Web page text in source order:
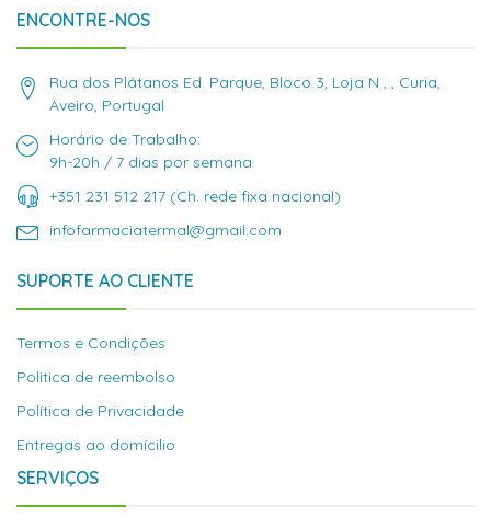
ENCONTRE-NOS
Rua dos Plátanos Ed. Parque, Bloco 3, Loja N , , Curia,
Aveiro, Portugal
Horário de Trabalho:
9h-20h / 7 dias por semana
+351 231 512 217 (Ch. rede fixa nacional)
infofarmaciatermal@gmail.com
SUPORTE AO CLIENTE
Termos e Condições
Politica de reembolso
Política de Privacidade
Entregas ao domícilio
SERVIÇOS